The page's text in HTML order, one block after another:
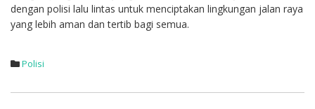
dengan polisi lalu lintas untuk menciptakan lingkungan jalan raya
yang lebih aman dan tertib bagi semua.
Polisi